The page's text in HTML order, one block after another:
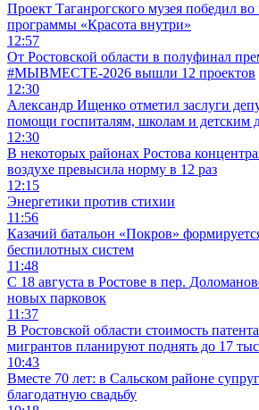
Проект Таганрогского музея победил
программы «Красота внутри»
12:57
От Ростовской области в полуфинал
#МЫВМЕСТЕ-2026 вышли 12 проектов
12:30
Александр Ищенко отметил заслуги
помощи госпиталям, школам и детским
12:30
В некоторых районах Ростова
воздухе превысила норму в 12 раз
12:15
Энергетики против стихии
11:56
Казачий батальон «Покров»
беспилотных систем
11:48
С 18 августа в Ростове в пер.
новых парковок
11:37
В Ростовской области стоимость
мигрантов планируют поднять до 17
10:43
Вместе 70 лет: в Сальском районе
благодатную свадьбу